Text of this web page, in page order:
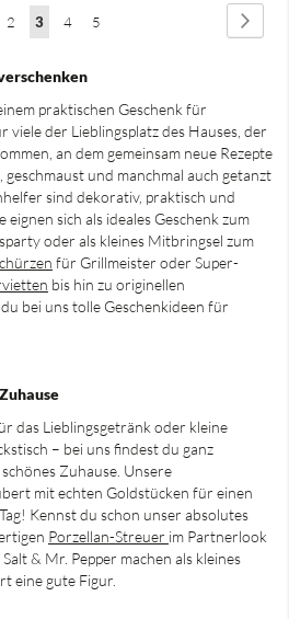
Seite
Seite
2
Sie
gerade
Seite
3 Seite
4 Seite
5
praktischen Geschenk für
viele der Lieblingsplatz des Hauses, der
an dem gemeinsam neue Rezepte
und manchmal auch getanzt
sind dekorativ, praktisch und
sich als ideales Geschenk zum
oder als kleines Mitbringsel zum
für Grillmeister oder Super-
bis hin zu originellen
bei uns tolle Geschenkideen für
das Lieblingsgetränk oder kleine
– bei uns findest du ganz
Zuhause. Unsere
mit echten Goldstücken für einen
Kennst du schon unser absolutes
Porzellan-Streuer im Partnerlook
& Mr. Pepper machen als kleines
eine gute Figur.